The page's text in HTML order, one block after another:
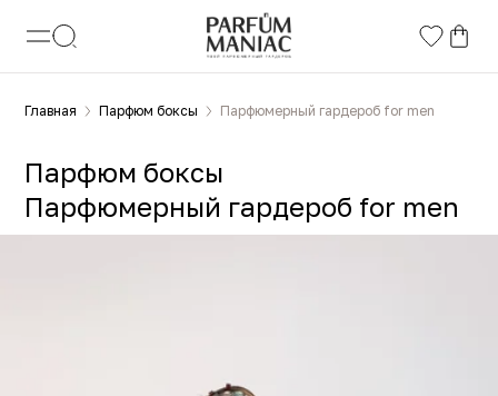
Главная Парфюм боксы Парфюмерный гардероб for men
Парфюм боксы
Парфюмерный гардероб for men